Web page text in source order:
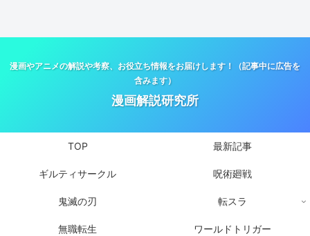
漫画やアニメの解説や考察、お役立ち情報をお届けします！（記事中に広告を
含みます）
漫画解説研究所
TOP 最新記事
ギルティサークル 呪術廻戦
鬼滅の刃 転スラ
無職転生 ワールドトリガー